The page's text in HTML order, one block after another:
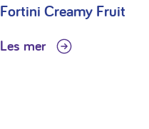
Fortini Creamy Fruit
Les mer